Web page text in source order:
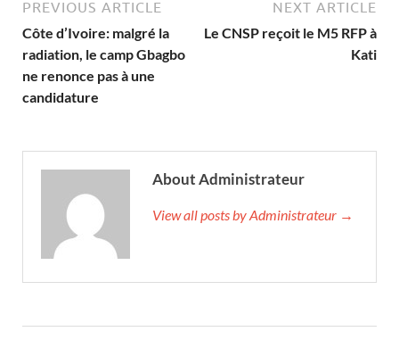
PREVIOUS ARTICLE
Côte d’Ivoire: malgré la
radiation, le camp Gbagbo
ne renonce pas à une
candidature
NEXT ARTICLE
Le CNSP reçoit le M5 RFP à
Kati
About Administrateur
View all posts by Administrateur →